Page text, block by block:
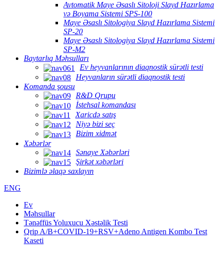
Avtomatik Maye Əsaslı Sitoloji Slayd Hazırlama
və Boyama Sistemi SPS-100
Maye Əsaslı Sitologiya Slayd Hazırlama Sistemi
SP-20
Maye Əsaslı Sitologiya Slayd Hazırlama Sistemi
SP-M2
Baytarlıq Məhsulları
Ev heyvanlarının diaqnostik sürətli testi
Heyvanların sürətli diaqnostik testi
Komanda şousu
R&D Qrupu
İstehsal komandası
Xaricdə satış
Niyə bizi seç
Bizim xidmət
Xəbərlər
Sənaye Xəbərləri
Şirkət xəbərləri
Bizimlə əlaqə saxlayın
ENG
Ev
Məhsullar
Tənəffüs Yoluxucu Xəstəlik Testi
Qrip A/B+COVID-19+RSV+Adeno Antigen Kombo Test
Kaseti